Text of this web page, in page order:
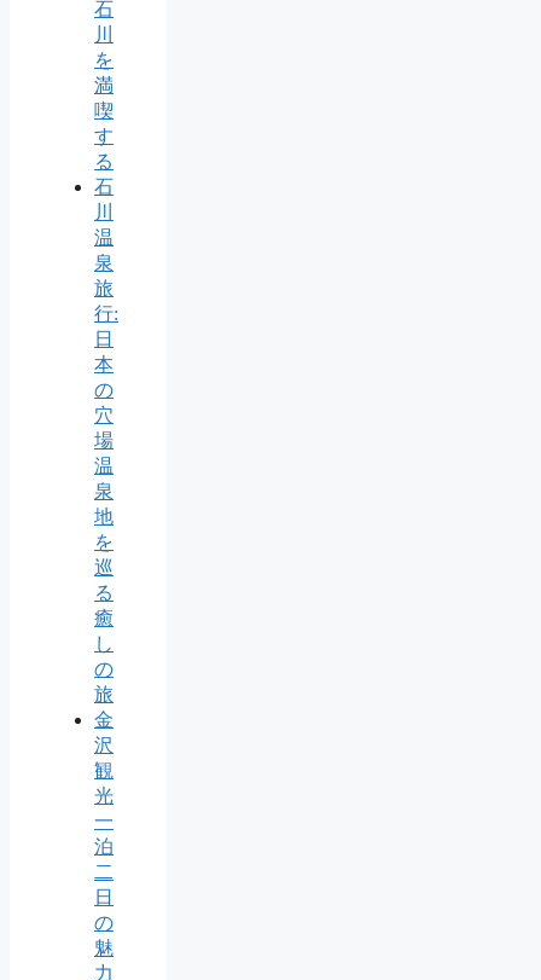
石
川
を
満
喫
す
る
石
川
温
泉
旅
行:
日
本
の
穴
場
温
泉
地
を
巡
る
癒
し
の
旅
金
沢
観
光
一
泊
二
日
の
魅
力